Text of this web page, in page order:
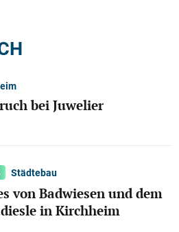
bei Juwelier
Städtebau
von Badwiesen und dem
in Kirchheim